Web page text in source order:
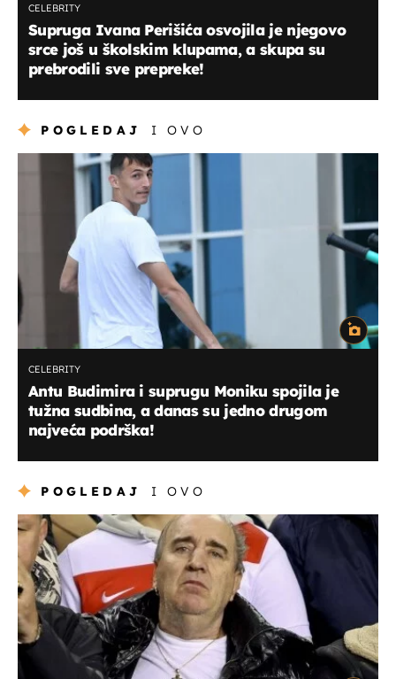
CELEBRITY
Supruga Ivana Perišića osvojila je njegovo
srce još u školskim klupama, a skupa su
prebrodili sve prepreke!
POGLEDAJ I OVO
CELEBRITY
Antu Budimira i suprugu Moniku spojila je
tužna sudbina, a danas su jedno drugom
najveća podrška!
POGLEDAJ I OVO